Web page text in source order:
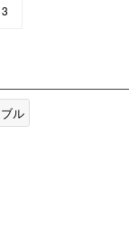
3
ル